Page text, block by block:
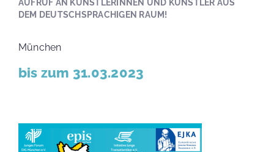
AUFRUF AN KÜNSTLERINNEN UND KÜNSTLER AUS
DEM DEUTSCHSPRACHIGEN RAUM!
München
bis zum 31.03.2023